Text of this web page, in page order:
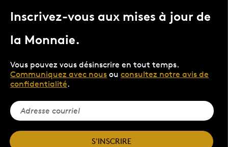
Inscrivez-vous aux mises à jour de
la Monnaie.
Vous pouvez vous désinscrire en tout temps.
Communiquez avec nous ou consultez notre avis de
confidentialité.
S'INSCRIRE